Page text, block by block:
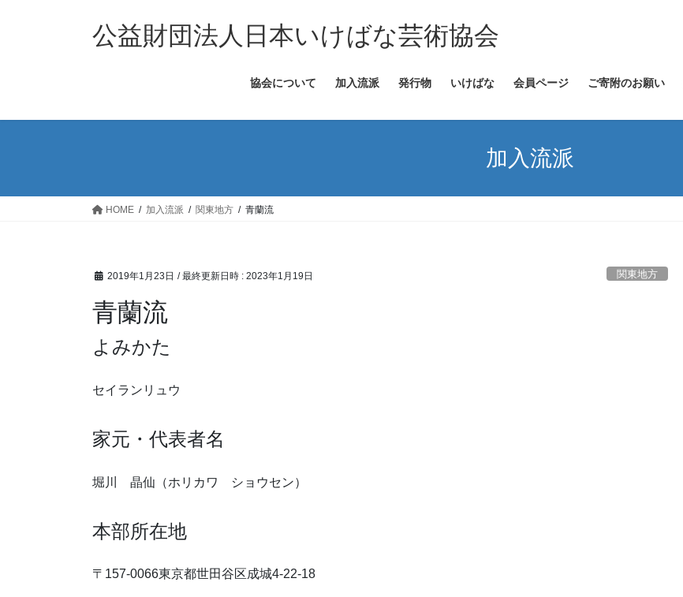
ス
ン
公益財団法人日本いけばな芸術協会
協会について 加入流派 発行物 いけばな 会員ページ ご寄附のお願い
加入流派
HOME 加入流派 関東地方 青蘭流
2019年1月23日 / 最終更新日時 : 2023年1月19日 関東地方
青蘭流
よみかた
セイランリュウ
家元・代表者名
堀川 晶仙（ホリカワ ショウセン）
本部所在地
〒157-0066東京都世田谷区成城4-22-18